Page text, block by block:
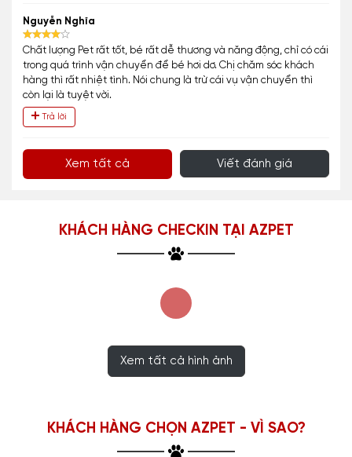
Nguyễn Nghĩa
Chất lượng Pet rất tốt, bé rất dễ thương và năng động, chỉ có cái
trong quá trình vận chuyển để bé hơi dơ. Chị chăm sóc khách
hàng thì rất nhiệt tình. Nói chung là trừ cái vụ vận chuyển thì
còn lại là tuyệt vời.
Trả lời
Xem tất cả Viết đánh giá
KHÁCH HÀNG CHECKIN TẠI AZPET
Xem tất cả hình ảnh
KHÁCH HÀNG CHỌN AZPET - VÌ SAO?